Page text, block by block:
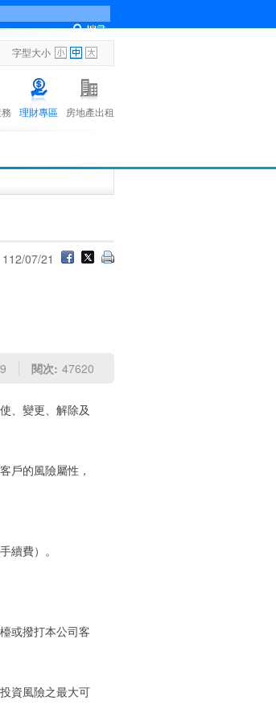
字型大小
理財專區 房地產出租
07/21
閱次: 47620
、變更、解除及
戶的風險屬性，
續費）。
或撥打本公司客
資風險之最大可